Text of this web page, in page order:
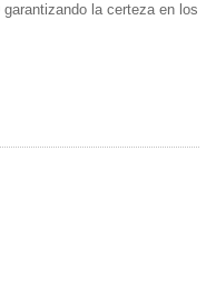
la certeza en los